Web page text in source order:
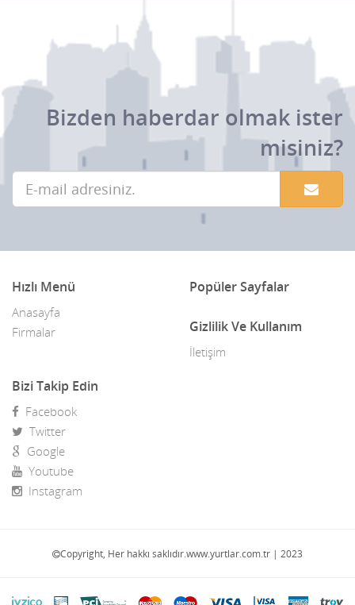
Bizden haberdar olmak ister
misiniz?
Hızlı Menü
Anasayfa
Firmalar
Popüler Sayfalar
Gizlilik Ve Kullanım
İletişim
Bizi Takip Edin
Facebook
Twitter
Google
Youtube
Instagram
Copyright, Her hakkı saklıdır.www.yurtlar.com.tr | 2023